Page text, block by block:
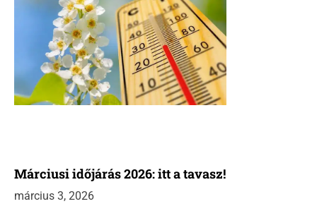
Márciusi időjárás 2026: itt a tavasz!
március 3, 2026